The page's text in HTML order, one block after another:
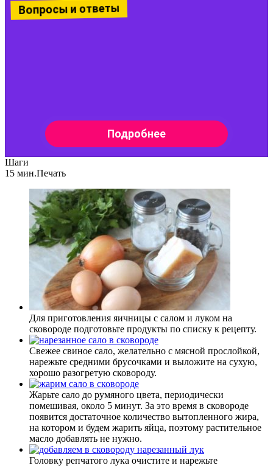
Шаги
15 мин.Печать
Для приготовления яичницы с салом и луком на
сковороде подготовьте продукты по списку к рецепту.
Свежее свиное сало, желательно с мясной прослойкой,
нарежьте средними брусочками и выложите на сухую,
хорошо разогретую сковороду.
Жарьте сало до румяного цвета, периодически
помешивая, около 5 минут. За это время в сковороде
появится достаточное количество вытопленного жира,
на котором и будем жарить яйца, поэтому растительное
масло добавлять не нужно.
Головку репчатого лука очистите и нарежьте